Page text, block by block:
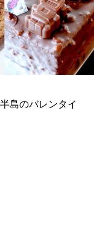
島のバレンタイ